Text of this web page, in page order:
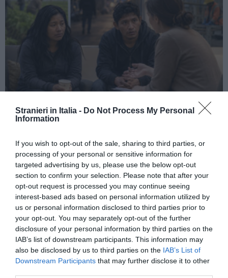
Stranieri in Italia - Do Not Process My Personal
Information
If you wish to opt-out of the sale, sharing to third parties, or
processing of your personal or sensitive information for
targeted advertising by us, please use the below opt-out
section to confirm your selection. Please note that after your
opt-out request is processed you may continue seeing
interest-based ads based on personal information utilized by
us or personal information disclosed to third parties prior to
your opt-out. You may separately opt-out of the further
disclosure of your personal information by third parties on the
IAB’s list of downstream participants. This information may
also be disclosed by us to third parties on the IAB’s List of
Downstream Participants that may further disclose it to other
ATTUALITÀ
rafforzare assistenza e integrazione delle
vittime